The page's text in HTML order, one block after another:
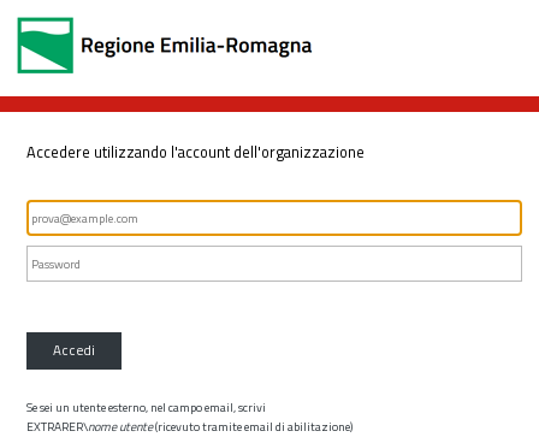
Accedere utilizzando l'account dell'organizzazione
Accedi
Se sei un utente esterno, nel campo email, scrivi
EXTRARER\nome utente(ricevuto tramite email di abilitazione)